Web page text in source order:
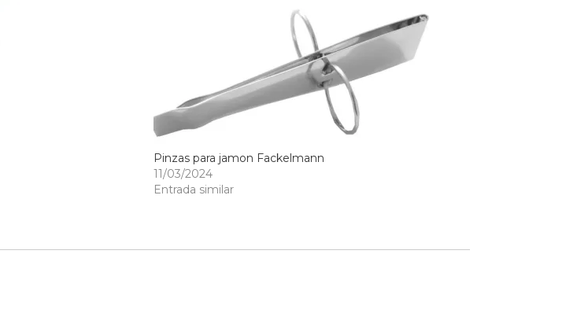
Pinzas para jamon Fackelmann
11/03/2024
Entrada similar